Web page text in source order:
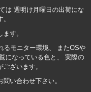
は 週明け月曜日の出荷にな
す。
るモニター環境、 またOSや
になっている色と、 実際の
ざいます。
い合わせ下さい。